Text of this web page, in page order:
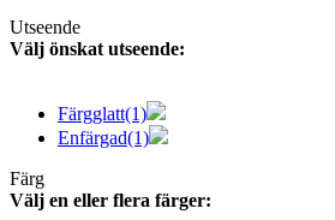
Utseende
Välj önskat utseende:
Färgglatt(1)
Enfärgad(1)
Färg
Välj en eller flera färger: